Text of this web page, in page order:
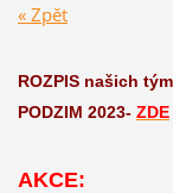
« Zpět
ROZPIS našich
PODZIM 2023- ZDE
AKCE: